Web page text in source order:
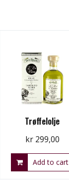
Trøffelolje
kr299,00
Add to cart